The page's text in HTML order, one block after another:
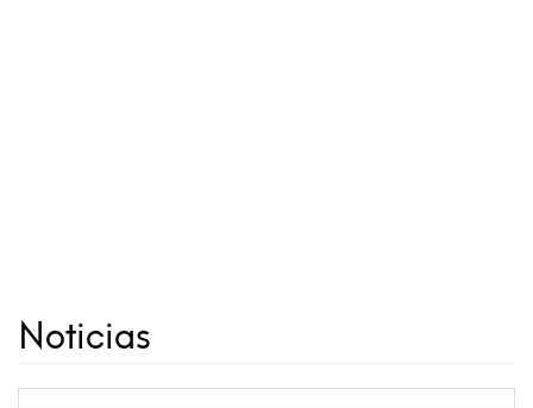
Noticias